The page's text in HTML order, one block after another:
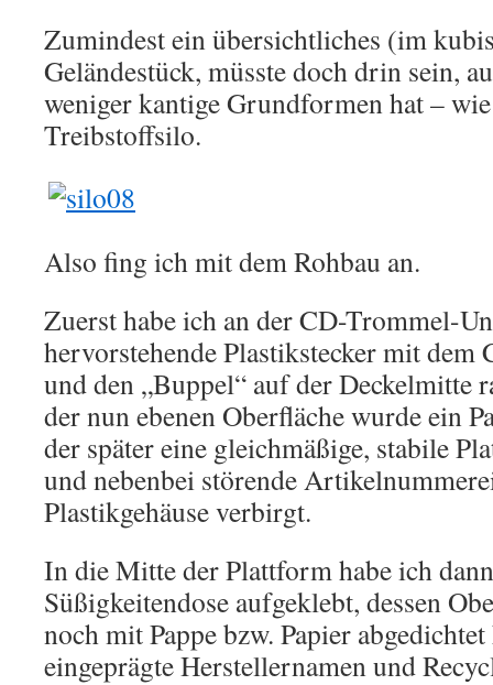
Zumindest ein übersichtliches (im
Geländestück, müsste doch drin sein,
weniger kantige Grundformen hat –
Treibstoffsilo.
Also fing ich mit dem Rohbau an.
Zuerst habe ich an der CD-Trommel-
hervorstehende Plastikstecker mit dem
und den „Buppel“ auf der Deckelmitte
der nun ebenen Oberfläche wurde ein
der später eine gleichmäßige, stabile
und nebenbei störende
Plastikgehäuse verbirgt.
In die Mitte der Plattform habe ich
Süßigkeitendose aufgeklebt, dessen
noch mit Pappe bzw. Papier
eingeprägte Herstellernamen und